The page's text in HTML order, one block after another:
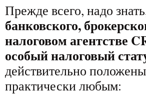
Прежде всего, надо
банковского,
налоговом агентстве
особый налоговый
действительно
практически любым: